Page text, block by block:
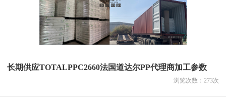
长期供应TOTALPPC2660法国道达尔PP代理商加工参数
浏览次数： 273次